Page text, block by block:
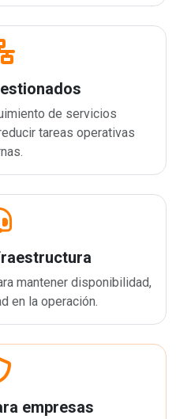
de servicios
tareas operativas
mantener disponibilidad,
en la operación.
empresas